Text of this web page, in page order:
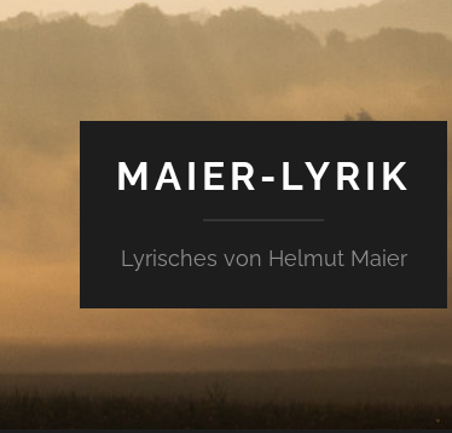
MAIER-LYRIK
Lyrisches von Helmut Maier